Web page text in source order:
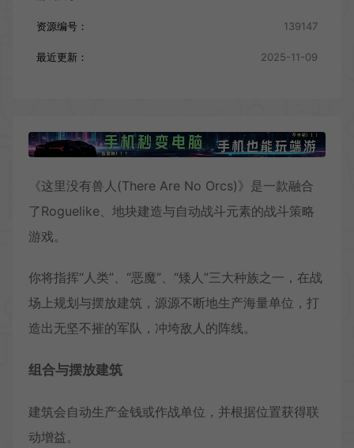
资源编号： 139147
最近更新： 2025-11-09
《这里没有兽人(There Are No Orcs)》是一款融合
了Roguelike、地块建造与自动战斗元素的战斗策略
游戏。
你将指挥“人类”、“恶魔”、“矮人”三大种族之一，在战
场上规划与摆放建筑，源源不断地生产海量单位，打
造出无坚不摧的军队，冲垮敌人的阵线。
组合与摆放建筑
建筑会自动生产金钱或作战单位，并根据位置获得联
动增益。